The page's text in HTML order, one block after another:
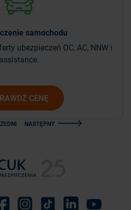
samochodu
ubezpieczeń OC, AC, NNW i
assistance.
CENĘ
NASTĘPNY